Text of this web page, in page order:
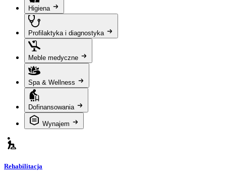
Higiena
Profilaktyka i diagnostyka
Meble medyczne
Spa & Wellness
Dofinansowania
Wynajem
Rehabilitacja